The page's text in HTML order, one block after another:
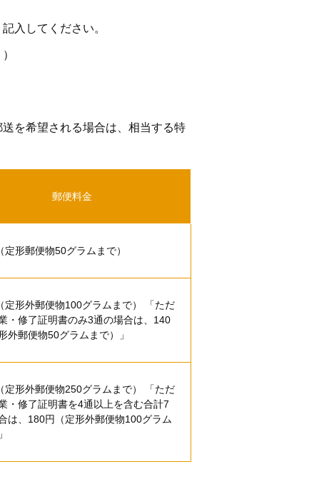
入してください。
を希望される場合は、相当する特
郵便料金
定形郵便物50グラムまで）
定形外郵便物100グラムまで） 「ただ
・修了証明書のみ3通の場合は、140
外郵便物50グラムまで）」
定形外郵便物250グラムまで） 「ただ
・修了証明書を4通以上を含む合計7
は、180円（定形外郵便物100グラム